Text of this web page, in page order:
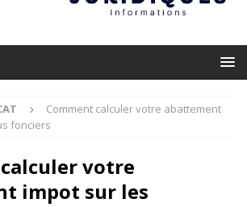
Comment calculer votre abattement
fonciers
votre
impot sur les